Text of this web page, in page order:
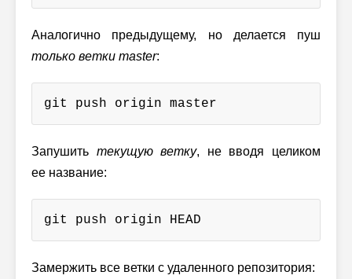
Аналогично предыдущему, но делается пуш
только ветки master:
git push origin master
Запушить текущую ветку, не вводя целиком
ее название:
git push origin HEAD
Замержить все ветки с удаленного репозитория: